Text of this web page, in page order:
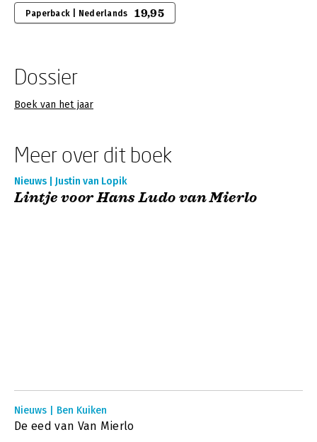
Paperback | Nederlands 19,95
Dossier
Boek van het jaar
Meer over dit boek
Nieuws | Justin van Lopik
Lintje voor Hans Ludo van Mierlo
Nieuws | Ben Kuiken
De eed van Van Mierlo